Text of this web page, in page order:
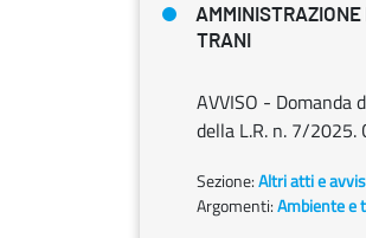
TRANI
AVVISO - Domanda
della L.R. n. 7/2025.
Sezione:Altri atti e
Argomenti:Ambiente e